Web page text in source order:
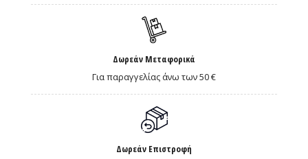
Δωρεάν Μεταφορικά
Για παραγγελίας άνω των 50 €
Δωρεάν Επιστροφή